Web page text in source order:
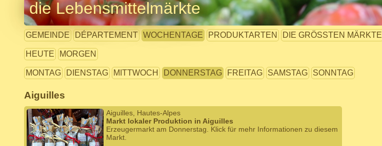
die Lebensmittelmärkte
GEMEINDE DÉPARTEMENT WOCHENTAGE PRODUKTARTEN DIE GRÖSSTEN MÄRKTE
HEUTE MORGEN
MONTAG DIENSTAG MITTWOCH DONNERSTAG FREITAG SAMSTAG SONNTAG
Aiguilles
Aiguilles, Hautes-Alpes
Markt lokaler Produktion in Aiguilles
Erzeugermarkt am Donnerstag. Klick für mehr Informationen zu diesem
Markt.